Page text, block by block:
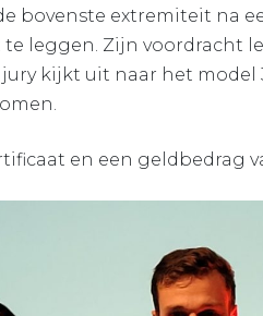
bovenste extremiteit na
leggen. Zijn voordracht
kijkt uit naar het
en een geldbedrag